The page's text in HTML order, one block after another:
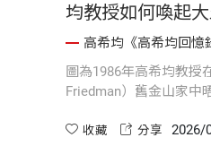
均教授如何喚起
識？高希均《高希均回憶
圖為1986年高希均教授
Friedman）舊金山家中
一九七七年，高希均教
收藏 分享 2026/